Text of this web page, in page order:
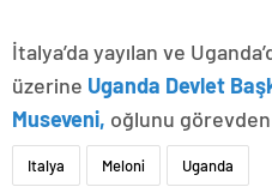
İtalya’da yayılan ve
üzerine Uganda Devlet
Museveni, oğlunu görevden
Italya Meloni Uganda